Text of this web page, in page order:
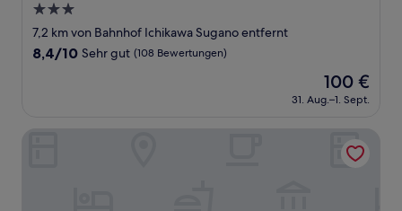
3.0-
Sterne-
Unterkunft
7,2 km von Bahnhof Ichikawa Sugano entfernt
8.4
(108
8,4/10 Sehr gut (108 Bewertungen)
Der
Preis
beträgt
100 €
31. Aug.–1. Sept.